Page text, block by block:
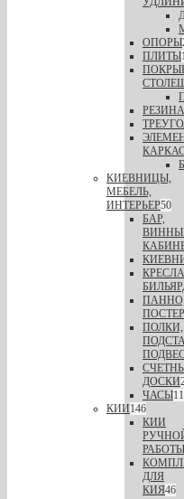
ОПОРЫ
ПЛИТЫ
РЕЗИНА
КИЕВНИЦЫ,
МЕБЕЛЬ,
ИНТЕРЬЕР50
БАР,
КРЕСЛА
ПАННО,
ПОЛКИ,
ДОСКИ
ЧАСЫ11
КИИ146
КИИ
РАБОТЫ
ДЛЯ
КИЯ46